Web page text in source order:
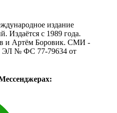
издание
Издаётся с 1989 года.
и Артём Боровик. CМИ -
ЭЛ № ФС 77-79634 от